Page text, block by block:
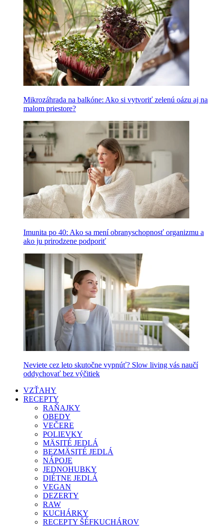
Mikrozáhrada na balkóne: Ako si vytvoriť zelenú oázu aj na
malom priestore?
Imunita po 40: Ako sa mení obranyschopnosť organizmu a
ako ju prirodzene podporiť
Neviete cez leto skutočne vypnúť? Slow living vás naučí
oddychovať bez výčitiek
VZŤAHY
RECEPTY
RAŇAJKY
OBEDY
VEČERE
POLIEVKY
MÄSITÉ JEDLÁ
BEZMÄSITÉ JEDLÁ
NÁPOJE
JEDNOHUBKY
DIÉTNE JEDLÁ
VEGAN
DEZERTY
RAW
KUCHÁRKY
RECEPTY ŠÉFKUCHÁROV